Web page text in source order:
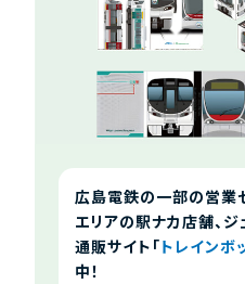
広島電鉄の一部の営業
エリアの駅ナカ店舗、
通販サイト「トレインボ
中！